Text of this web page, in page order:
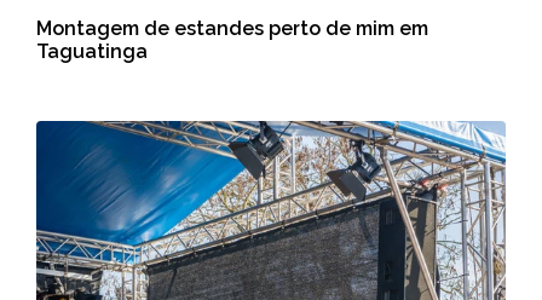
Montagem de estandes perto de mim em
Taguatinga